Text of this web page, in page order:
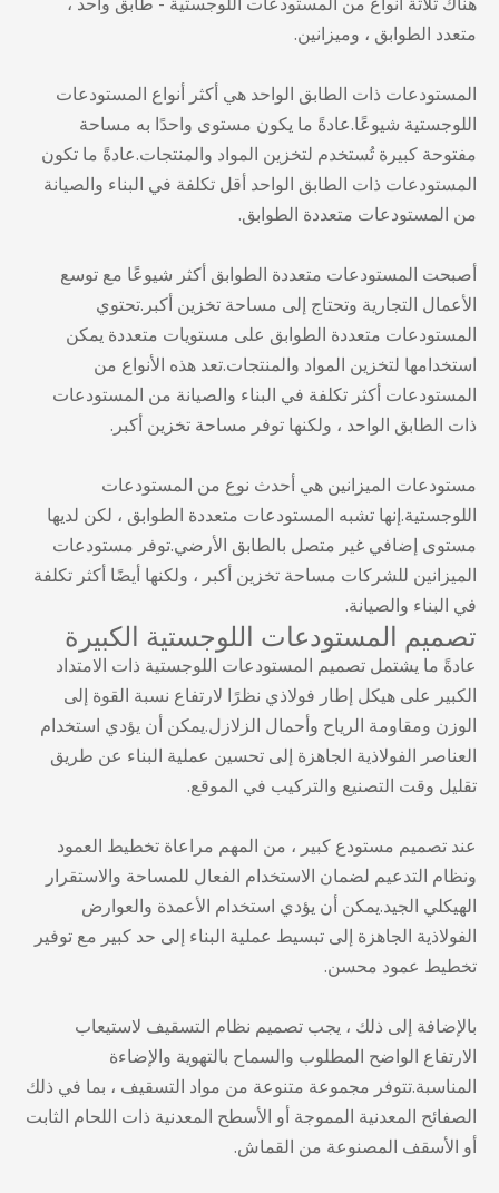
متعدد الطوابق ، وميزانين.
المستودعات ذات الطابق الواحد هي أكثر أنواع المستودعات
اللوجستية شيوعًا.عادةً ما يكون مستوى واحدًا به مساحة
مفتوحة كبيرة تُستخدم لتخزين المواد والمنتجات.عادةً ما تكون
المستودعات ذات الطابق الواحد أقل تكلفة في البناء والصيانة
من المستودعات متعددة الطوابق.
أصبحت المستودعات متعددة الطوابق أكثر شيوعًا مع توسع
الأعمال التجارية وتحتاج إلى مساحة تخزين أكبر.تحتوي
المستودعات متعددة الطوابق على مستويات متعددة يمكن
استخدامها لتخزين المواد والمنتجات.تعد هذه الأنواع من
المستودعات أكثر تكلفة في البناء والصيانة من المستودعات
ذات الطابق الواحد ، ولكنها توفر مساحة تخزين أكبر.
مستودعات الميزانين هي أحدث نوع من المستودعات
اللوجستية.إنها تشبه المستودعات متعددة الطوابق ، لكن لديها
مستوى إضافي غير متصل بالطابق الأرضي.توفر مستودعات
الميزانين للشركات مساحة تخزين أكبر ، ولكنها أيضًا أكثر تكلفة
في البناء والصيانة.
تصميم المستودعات اللوجستية الكبيرة
عادةً ما يشتمل تصميم المستودعات اللوجستية ذات الامتداد
الكبير على هيكل إطار فولاذي نظرًا لارتفاع نسبة القوة إلى
الوزن ومقاومة الرياح وأحمال الزلازل.يمكن أن يؤدي استخدام
العناصر الفولاذية الجاهزة إلى تحسين عملية البناء عن طريق
تقليل وقت التصنيع والتركيب في الموقع.
عند تصميم مستودع كبير ، من المهم مراعاة تخطيط العمود
ونظام التدعيم لضمان الاستخدام الفعال للمساحة والاستقرار
الهيكلي الجيد.يمكن أن يؤدي استخدام الأعمدة والعوارض
الفولاذية الجاهزة إلى تبسيط عملية البناء إلى حد كبير مع توفير
تخطيط عمود محسن.
بالإضافة إلى ذلك ، يجب تصميم نظام التسقيف لاستيعاب
الارتفاع الواضح المطلوب والسماح بالتهوية والإضاءة
المناسبة.تتوفر مجموعة متنوعة من مواد التسقيف ، بما في ذلك
الصفائح المعدنية المموجة أو الأسطح المعدنية ذات اللحام الثابت
أو الأسقف المصنوعة من القماش.